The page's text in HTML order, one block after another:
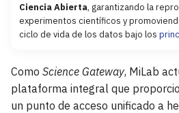
Ciencia Abierta, garantizando la
experimentos científicos y
ciclo de vida de los datos bajo los
Como Science Gateway, MiLab
plataforma integral que
un punto de acceso unificado a